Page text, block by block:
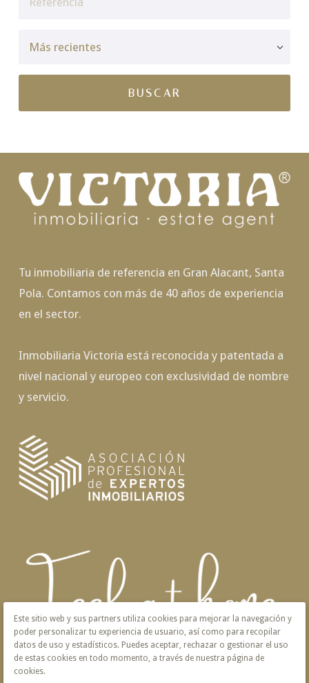
Tu inmobiliaria de referencia en Gran Alacant, Santa
Pola. Contamos con más de 40 años de experiencia
en el sector.
Inmobiliaria Victoria está reconocida y patentada a
nivel nacional y europeo con exclusividad de nombre
y servicio.
Este sitio web y sus partners utiliza cookies para mejorar la navegación y
poder personalizar tu experiencia de usuario, así como para recopilar
datos de uso y estadísticos. Puedes aceptar, rechazar o gestionar el uso
de estas cookies en todo momento, a través de nuestra página de
cookies.